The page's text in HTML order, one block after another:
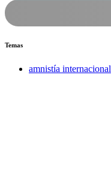
Temas
amnistía internacional